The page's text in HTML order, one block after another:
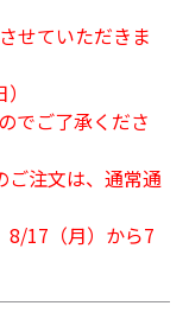
せていただきま
でご了承くださ
ご注文は、通常通
8/17（月）から7